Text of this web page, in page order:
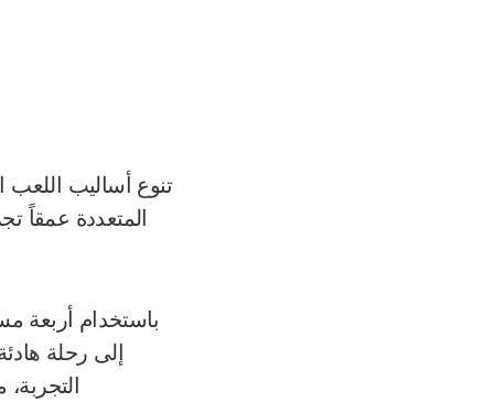
تنوع أساليب
المتعددة عمقاً
باستخدام أربعة
إلى رحلة